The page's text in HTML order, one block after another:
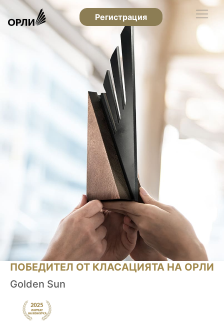
Регистрация
ПОБЕДИТЕЛ ОТ КЛАСАЦИЯТА НА ОРЛИ
Golden Sun